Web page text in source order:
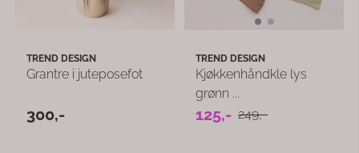
TREND DESIGN
Grantre i juteposefot
300,-
TREND DESIGN
Kjøkkenhåndkle lys
grønn ...
125,- 249,-